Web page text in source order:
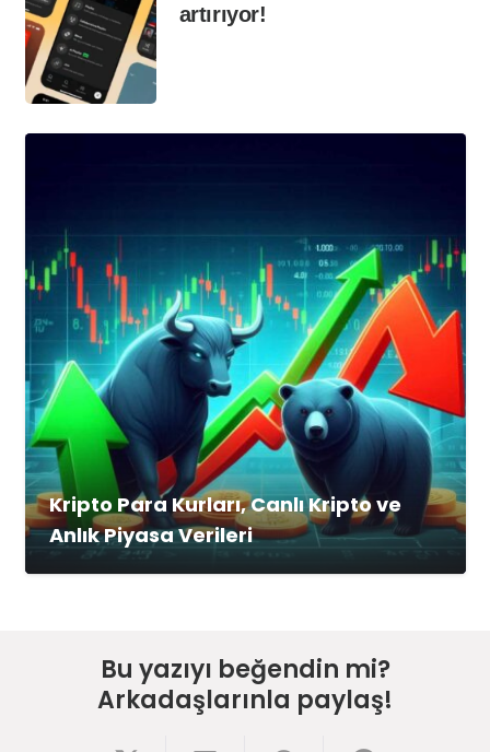
artırıyor!
Kripto Para Kurları, Canlı Kripto ve
Anlık Piyasa Verileri
Bu yazıyı beğendin mi?
Arkadaşlarınla paylaş!